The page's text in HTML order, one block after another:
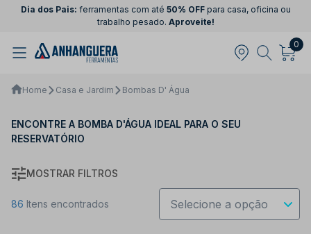
Dia dos Pais: ferramentas com até 50% OFFpara casa, oficina ou
trabalho pesado. Aproveite!
0
Home Casa e Jardim Bombas D' Água
ENCONTRE A BOMBA D'ÁGUA IDEAL PARA O SEU
RESERVATÓRIO
MOSTRAR FILTROS
86 Itens encontrados